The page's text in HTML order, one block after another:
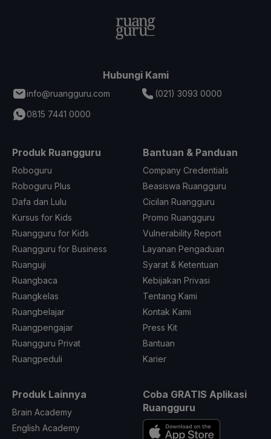
Hubungi Kami
info@ruangguru.com
(021) 3093 0000
0815 7441 0000
Produk Ruangguru
Roboguru
Roboguru Plus
Dafa dan Lulu
Kursus for Kids
Ruangguru for Kids
Ruangguru for Business
Ruanguji
Ruangbaca
Ruangkelas
Ruangbelajar
Ruangpengajar
Ruangguru Privat
Ruangpeduli
Bantuan & Panduan
Company Credentials
Beasiswa Ruangguru
Cicilan Ruangguru
Promo Ruangguru
Vulnerability Report
Layanan Pengaduan
Syarat & Ketentuan
Kebijakan Privasi
Tentang Kami
Kontak Kami
Press Kit
Bantuan
Karier
Produk Lainnya
Brain Academy
English Academy
Coba GRATIS Aplikasi
Ruangguru